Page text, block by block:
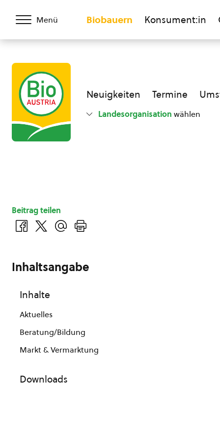
Menü Biobauern Konsument:in
Neuigkeiten Termine
Landesorganisation wählen
Beitrag teilen
Inhaltsangabe
Inhalte
Aktuelles
Beratung/Bildung
Markt & Vermarktung
Downloads